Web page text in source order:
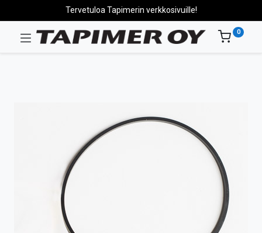
Tervetuloa Tapimerin verkkosivuille!
0